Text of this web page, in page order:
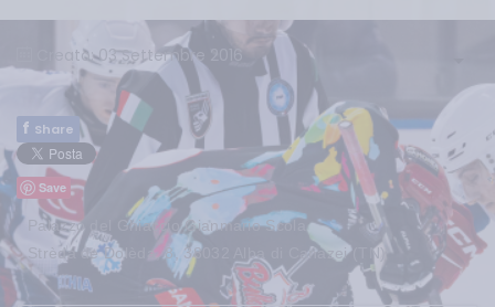
Creato: 03 Settembre 2016
f Share
Save
Palazzo del Ghiaccio Gianmario Scola
Strèda de Dolèda, 8, 38032 Alba di Canazei (TN)